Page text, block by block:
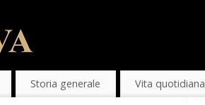
Storia generale Vita quotidiana